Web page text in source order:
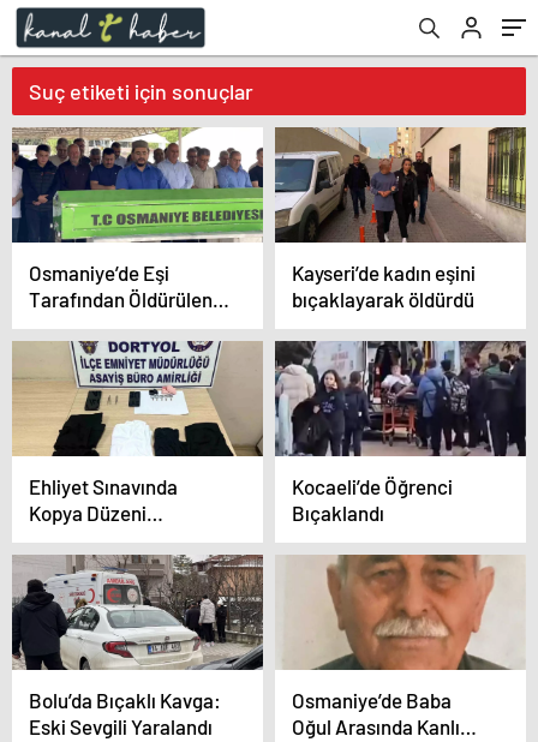
Suç etiketi için sonuçlar
Osmaniye’de Eşi
Tarafından Öldürülen
Genç Kadın Toprağa
Verildi
Kayseri’de kadın eşini
bıçaklayarak öldürdü
Ehliyet Sınavında
Kopya Düzeni
Çökertildi
Kocaeli’de Öğrenci
Bıçaklandı
Bolu’da Bıçaklı Kavga:
Eski Sevgili Yaralandı
Osmaniye’de Baba
Oğul Arasında Kanlı